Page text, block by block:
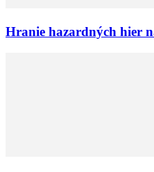
Hranie hazardných hier